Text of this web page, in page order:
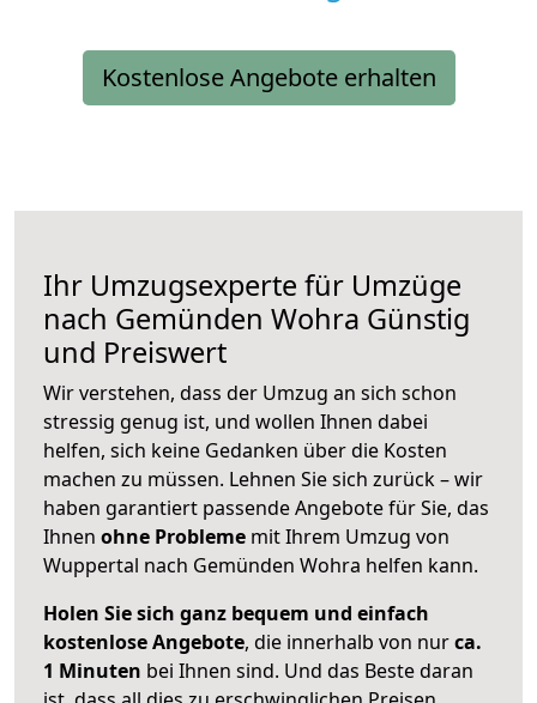
Kostenlose Angebote erhalten
Ihr Umzugsexperte für Umzüge
nach Gemünden Wohra Günstig
und Preiswert
Wir verstehen, dass der Umzug an sich schon
stressig genug ist, und wollen Ihnen dabei
helfen, sich keine Gedanken über die Kosten
machen zu müssen. Lehnen Sie sich zurück – wir
haben garantiert passende Angebote für Sie, das
Ihnen ohne Probleme mit Ihrem Umzug von
Wuppertal nach Gemünden Wohra helfen kann.
Holen Sie sich ganz bequem und einfach
kostenlose Angebote, die innerhalb von nurca.
1 Minuten bei Ihnen sind. Und das Beste daran